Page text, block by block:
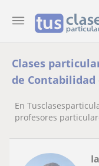
Clases
de Contabilidad
En
profesores